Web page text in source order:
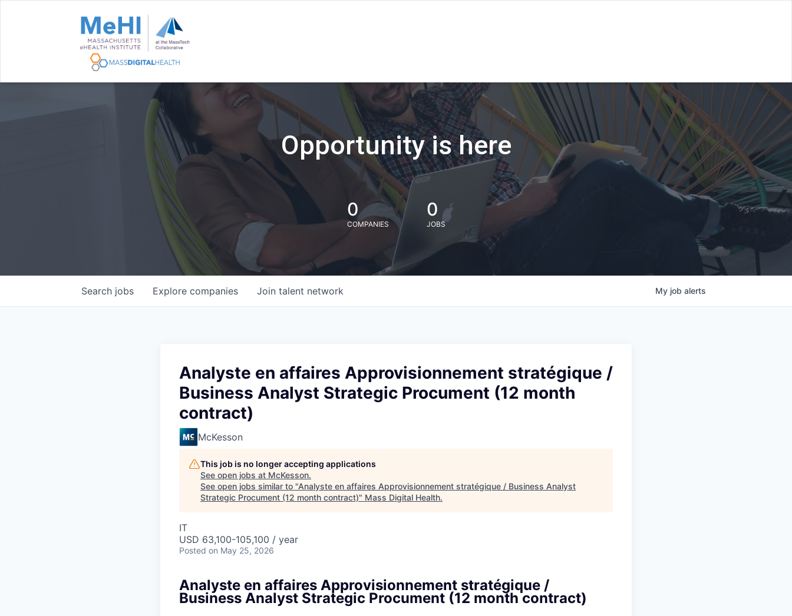
Opportunity is here
0
COMPANIES
0
JOBS
Search jobs Explore companies Join talent network My job alerts
Analyste en affaires Approvisionnement stratégique /
Business Analyst Strategic Procument (12 month
contract)
McKesson
This job is no longer accepting applications
See open jobs at McKesson.
See open jobs similar to "Analyste en affaires Approvisionnement stratégique / Business Analyst
Strategic Procument (12 month contract)" Mass Digital Health.
IT
USD 63,100-105,100 / year
Posted on May 25, 2026
Analyste en affaires Approvisionnement stratégique /
Business Analyst Strategic Procument (12 month contract)